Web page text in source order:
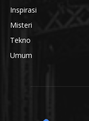
Inspirasi
Misteri
Tekno
Umum